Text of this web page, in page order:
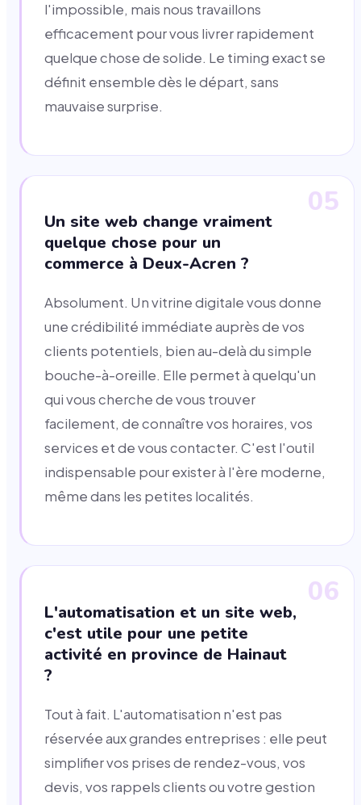
l'impossible, mais nous travaillons
efficacement pour vous livrer rapidement
quelque chose de solide. Le timing exact se
définit ensemble dès le départ, sans
mauvaise surprise.
05
Un site web change vraiment
quelque chose pour un
commerce à Deux-Acren ?
Absolument. Un vitrine digitale vous donne
une crédibilité immédiate auprès de vos
clients potentiels, bien au-delà du simple
bouche-à-oreille. Elle permet à quelqu'un
qui vous cherche de vous trouver
facilement, de connaître vos horaires, vos
services et de vous contacter. C'est l'outil
indispensable pour exister à l'ère moderne,
même dans les petites localités.
06
L'automatisation et un site web,
c'est utile pour une petite
activité en province de Hainaut
?
Tout à fait. L'automatisation n'est pas
réservée aux grandes entreprises : elle peut
simplifier vos prises de rendez-vous, vos
devis, vos rappels clients ou votre gestion